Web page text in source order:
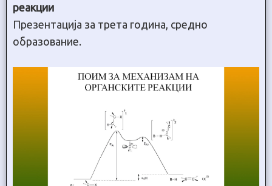
реакции
Презентација за трета година, средно
образование.